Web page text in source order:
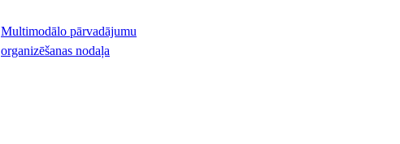
Multimodālo pārvadājumu
organizēšanas nodaļa